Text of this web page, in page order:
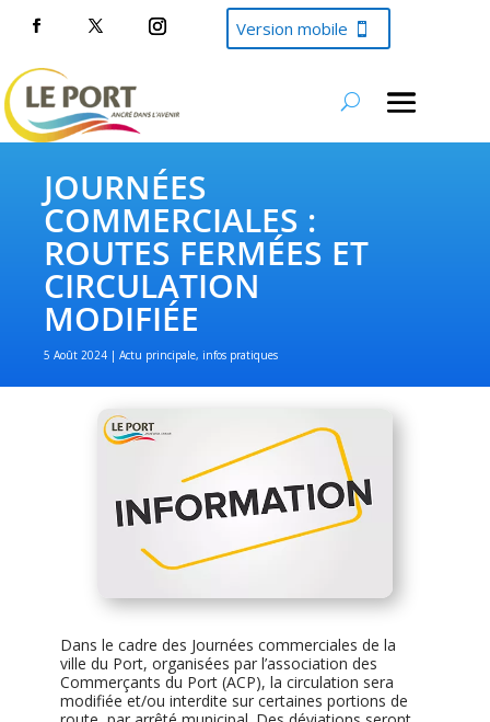
Version mobile
JOURNÉES
COMMERCIALES :
ROUTES FERMÉES ET
CIRCULATION
MODIFIÉE
5 Août 2024 Actu principale, infos pratiques
Dans le cadre des Journées commerciales de la
ville du Port, organisées par l’association des
Commerçants du Port (ACP), la circulation sera
modifiée et/ou interdite sur certaines portions de